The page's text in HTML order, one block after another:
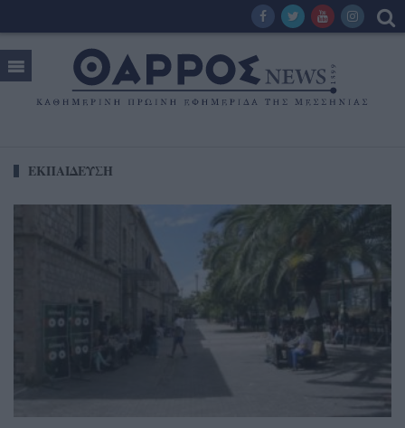
ΕΚΠΑΙΔΕΥΣΗ